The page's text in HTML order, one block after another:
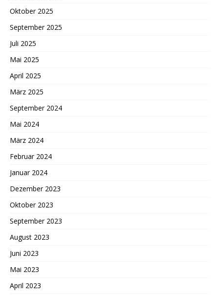
Oktober 2025
September 2025
Juli 2025
Mai 2025
April 2025
März 2025
September 2024
Mai 2024
März 2024
Februar 2024
Januar 2024
Dezember 2023
Oktober 2023
September 2023
August 2023
Juni 2023
Mai 2023
April 2023